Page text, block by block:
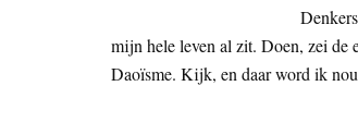
mijn hele leven al zit. Doen, zei de
Daoïsme. Kijk, en daar word ik